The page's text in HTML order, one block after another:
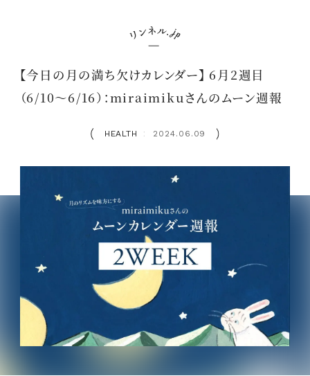
【今日の月の満ち欠けカレンダー】 6月2週目
（6/10～6/16）：miraimikuさんのムーン週報
HEALTH ： 2024.06.09